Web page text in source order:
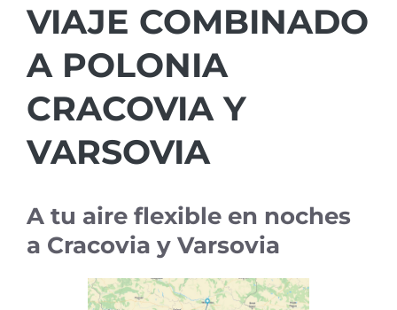
VIAJE COMBINADO
A POLONIA
CRACOVIA Y
VARSOVIA
A tu aire flexible en noches
a Cracovia y Varsovia